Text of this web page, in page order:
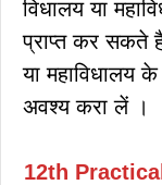
विधालय या
प्राप्त कर सकते
या महाविधालय
अवश्य करा लें ।
12th